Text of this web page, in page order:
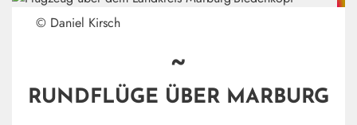
© Daniel Kirsch
~
RUNDFLÜGE ÜBER MARBURG